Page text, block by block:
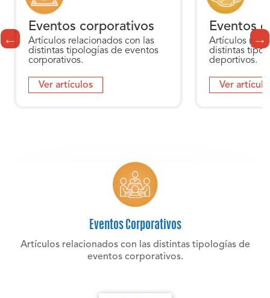
Eventos corporativos
Artículos relacionados con las
distintas tipologías de eventos
corporativos.
Ver artículos
Eventos
Artículos
distintas
deportivos.
Ver
Eventos Corporativos
Artículos relacionados con las distintas tipologías de
eventos corporativos.